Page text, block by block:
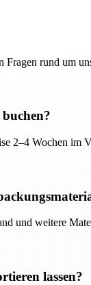
rund um
2–4 Wochen im
und weitere
lassen?